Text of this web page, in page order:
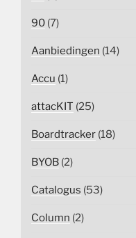
90 (7)
Aanbiedingen (14)
Accu (1)
attacKIT (25)
Boardtracker (18)
BYOB (2)
Catalogus (53)
Column (2)